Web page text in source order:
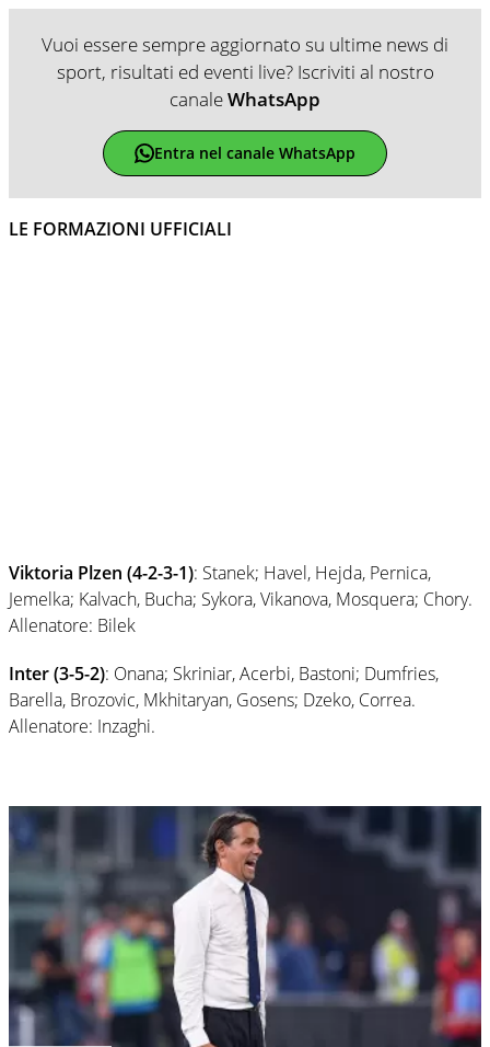
Vuoi essere sempre aggiornato su ultime news di
sport, risultati ed eventi live? Iscriviti al nostro
canaleWhatsApp
Entra nel canale WhatsApp
LE FORMAZIONI UFFICIALI
Viktoria Plzen (4-2-3-1): Stanek; Havel, Hejda, Pernica,
Jemelka; Kalvach, Bucha; Sykora, Vikanova, Mosquera; Chory.
Allenatore: Bilek
Inter (3-5-2): Onana; Skriniar, Acerbi, Bastoni; Dumfries,
Barella, Brozovic, Mkhitaryan, Gosens; Dzeko, Correa.
Allenatore: Inzaghi.